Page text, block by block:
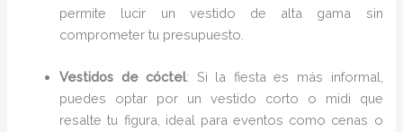
permite lucir un vestido de alta gama sin
comprometer tu presupuesto.
Vestidos de cóctel: Si la fiesta es más informal,
puedes optar por un vestido corto o midi que
resalte tu figura, ideal para eventos como cenas o